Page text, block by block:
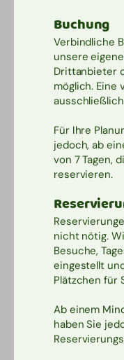
Buchung
Verbindliche
unsere
Drittanbieter
möglich. Eine
Für Ihre
jedoch, ab
von 7 Tagen,
reservieren.
nicht nötig.
Besuche,
eingestellt
Plätzchen für
Ab einem
haben Sie